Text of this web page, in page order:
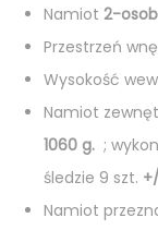
Namiot 2-
Przestrzeń
Wysokość
Namiot
1060 g. ;
śledzie 9 szt.
Namiot